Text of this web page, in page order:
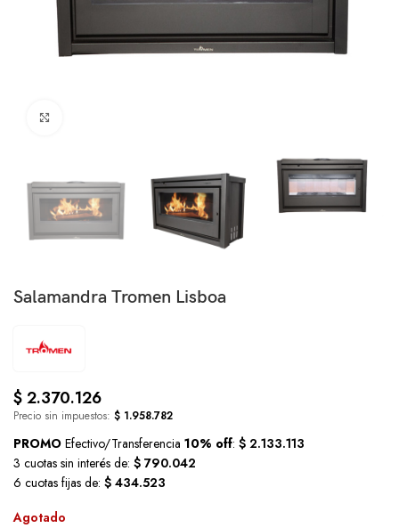
Salamandra Tromen Lisboa
$2.370.126
Precio sin impuestos:$ 1.958.782
PROMO Efectivo/Transferencia10% off:$ 2.133.113
3 cuotas sin interés de:$ 790.042
6 cuotas fijas de:$ 434.523
Agotado